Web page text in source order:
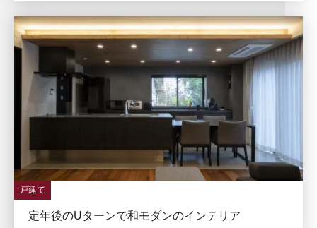
戸建て
定年後のUターンで和モダンのインテリア